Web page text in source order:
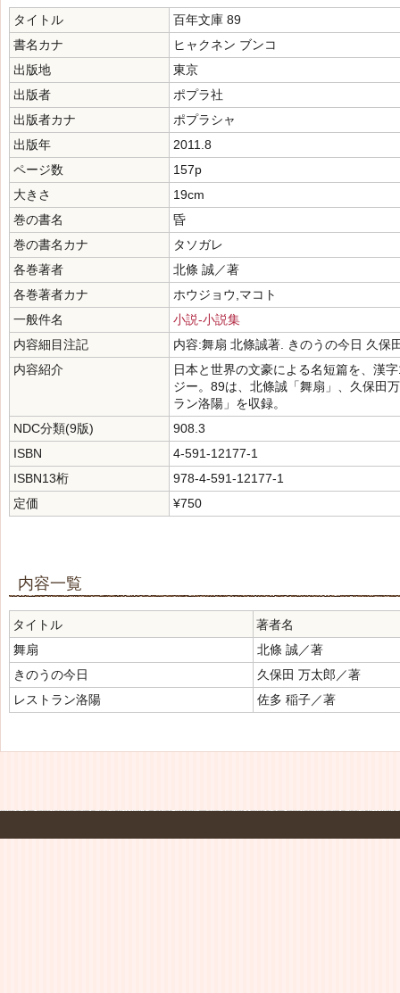
タイトル
百年文庫 89
書名カナ
ヒャクネン ブンコ
出版地
東京
出版者
ポプラ社
出版者カナ
ポプラシャ
出版年
2011.8
ページ数
157p
大きさ
19cm
巻の書名
昏
巻の書名カナ
タソガレ
各巻著者
北條 誠／著
各巻著者カナ
ホウジョウ,マコト
一般件名
小説-小説集
内容細目注記
内容:舞扇 北條誠著. きのうの今日 久保
内容紹介
日本と世界の文豪による名短篇を、漢
ジー。89は、北條誠「舞扇」、久保田
ラン洛陽」を収録。
NDC分類(9版)
908.3
ISBN
4-591-12177-1
ISBN13桁
978-4-591-12177-1
定価
¥750
内容一覧
タイトル
著者名
舞扇
北條 誠／著
きのうの今日
久保田 万太郎／著
レストラン洛陽
佐多 稲子／著